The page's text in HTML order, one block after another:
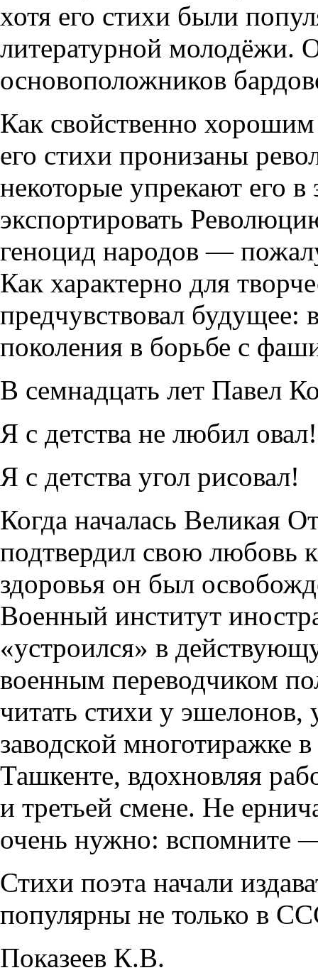
хотя его стихи были
литературной молодёжи.
основоположников
Как свойственно
его стихи пронизаны
некоторые упрекают его
экспортировать
геноцид народов —
Как характерно для
предчувствовал будущее:
поколения в борьбе с
В семнадцать лет Павел
Я с детства не любил овал!
Я с детства угол рисовал!
Когда началась Великая
подтвердил свою любовь
здоровья он был
Военный институт
«устроился» в
военным переводчиком
читать стихи у эшелонов,
заводской многотиражке
Ташкенте, вдохновляя
и третьей смене. Не
очень нужно:
Стихи поэта начали
популярны не только в
Показеев К.В.